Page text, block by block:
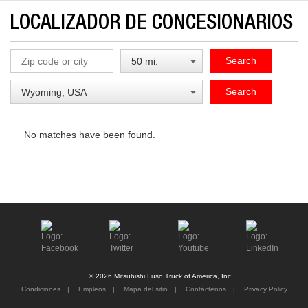
LOCALIZADOR DE CONCESIONARIOS
Search
Search
No matches have been found.
© 2026 Mitsubishi Fuso Truck of America, Inc.
Condiciones
Empleos Mapa del sitio Contáctenos Privacy Policy